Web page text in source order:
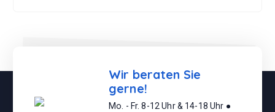
Wir beraten Sie
gerne!
Mo. - Fr. 8-12 Uhr & 14-18 Uhr ●